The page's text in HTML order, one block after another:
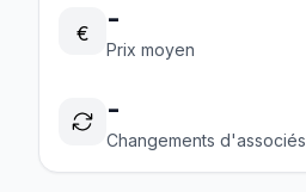
€ -
Prix moyen
-
Changements d'associés